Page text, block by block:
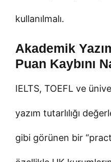
kullanılmalı.
Akademik
Puan Kaybını
IELTS, TOEFL ve
yazım tutarlılığı
gibi görünen bir